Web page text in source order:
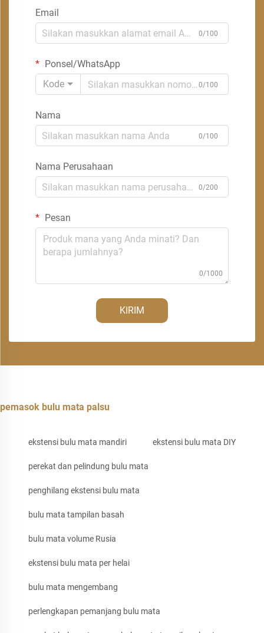
Email
0/100
Ponsel/WhatsApp
Kode
0/100
Nama
0/100
Nama Perusahaan
0/200
Pesan
0/1000
KIRIM
pemasok bulu mata palsu
ekstensi bulu mata mandiri ekstensi bulu mata DIY
perekat dan pelindung bulu mata
penghilang ekstensi bulu mata
bulu mata tampilan basah
bulu mata volume Rusia
ekstensi bulu mata per helai
bulu mata mengembang
perlengkapan pemanjang bulu mata